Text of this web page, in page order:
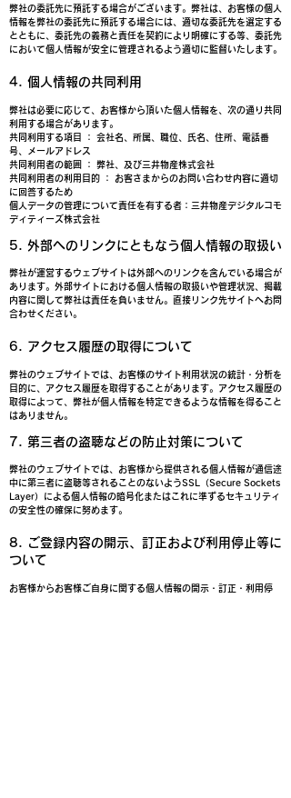
弊社の委託先に預託する場合がございます。弊社は、お客様の個人
情報を弊社の委託先に預託する場合には、適切な委託先を選定する
とともに、委託先の義務と責任を契約により明確にする等、委託先
において個人情報が安全に管理されるよう適切に監督いたします。
​4. 個人情報の共同利用
弊社は必要に応じて、お客様から頂いた個人情報を、次の通り共同
利用する場合があります。
共同利用する項目 ： 会社名、所属、職位、氏名、住所、電話番
号、メールアドレス
共同利用者の範囲 ： 弊社、及び三井物産株式会社
共同利用者の利用目的 ： お客さまからのお問い合わせ内容に適切
に回答するため
個人データの管理について責任を有する者：三井物産デジタルコモ
ディティーズ株式会社
5. 外部へのリンクにともなう個人情報の取扱い
​弊社が運営するウェブサイトは外部へのリンクを含んでいる場合が
あります。外部サイトにおける個人情報の取扱いや管理状況、掲載
内容に関して弊社は責任を負いません。直接リンク先サイトへお問
合わせください。
​6. アクセス履歴の取得について
​弊社のウェブサイトでは、お客様のサイト利用状況の統計・分析を
目的に、アクセス履歴を取得することがあります。アクセス履歴の
取得によって、弊社が個人情報を特定できるような情報を得ること
はありません。
7. 第三者の盗聴などの防止対策について
弊社のウェブサイトでは、お客様から提供される個人情報が通信途
中に第三者に盗聴等されることのないようSSL（Secure Sockets
Layer）による個人情報の暗号化またはこれに準ずるセキュリティ
の安全性の確保に努めます。
​8. ご登録内容の開示、訂正および利用停止等に
ついて
お客様からお客様ご自身に関する個人情報の開示・訂正・利用停